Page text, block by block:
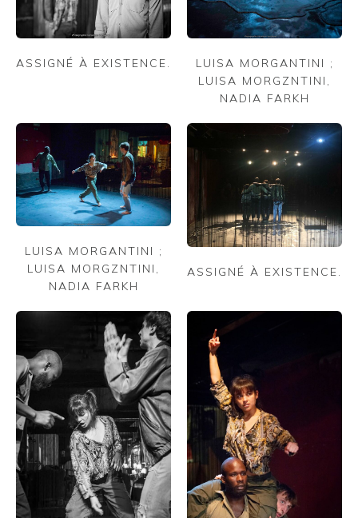
ASSIGNÉ À EXISTENCE.
LUISA MORGANTINI ;
LUISA MORGZNTINI,
NADIA FARKH
LUISA MORGANTINI ;
LUISA MORGZNTINI,
NADIA FARKH
ASSIGNÉ À EXISTENCE.